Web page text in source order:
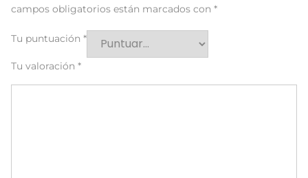
campos obligatorios están marcados con *
Tu puntuación *
Tu valoración *